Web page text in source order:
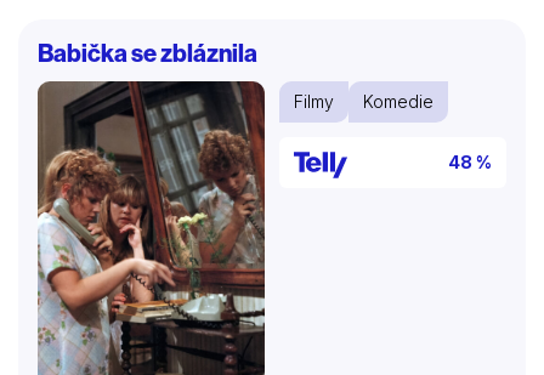
jedou novomanželé na venkov v naději, že tam
budou sami. Už večer však nečekaně přichází
Voborského přátelé. Kdysi si vzájemně přísahali, že
se nikdy neožení a…
Babička se zbláznila
Filmy Komedie
48 %